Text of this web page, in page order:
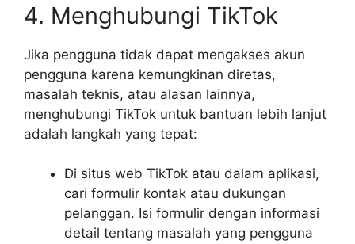
4. Menghubungi TikTok
Jika pengguna tidak dapat mengakses akun
pengguna karena kemungkinan diretas,
masalah teknis, atau alasan lainnya,
menghubungi TikTok untuk bantuan lebih lanjut
adalah langkah yang tepat:
Di situs web TikTok atau dalam aplikasi,
cari formulir kontak atau dukungan
pelanggan. Isi formulir dengan informasi
detail tentang masalah yang pengguna